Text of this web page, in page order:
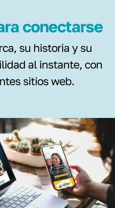
conectarse
su historia y su
al instante, con
sitios web.